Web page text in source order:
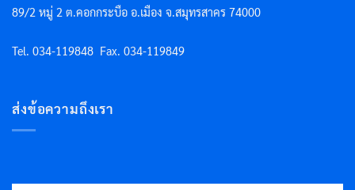
89/2 หมู่ 2 ต.คอกกระบือ อ.เมือง จ.สมุทรสาคร 74000
Tel. 034-119848 Fax. 034-119849
ส่งข้อความถึงเรา